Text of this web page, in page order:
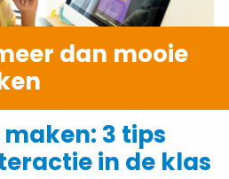
dan mooie
3 tips
in de klas